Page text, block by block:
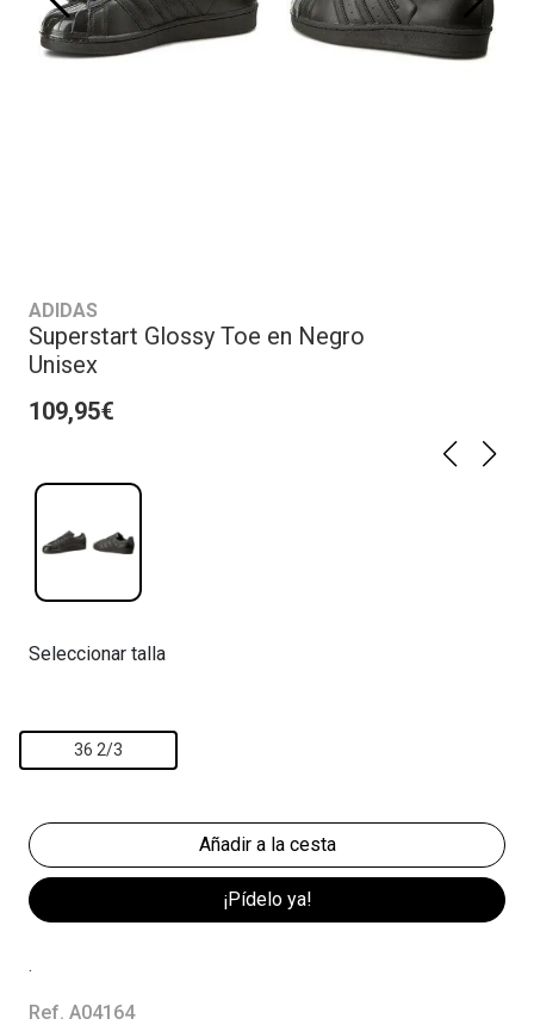
ADIDAS
Superstart Glossy Toe en Negro
Unisex
109,95€
Seleccionar talla
36 2/3
¡Pídelo ya!
.
Ref. A04164